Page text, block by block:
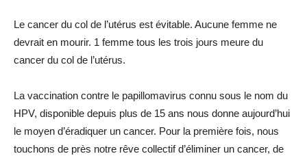
Le cancer du col de l’utérus est évitable. Aucune femme ne
devrait en mourir. 1 femme tous les trois jours meure du
cancer du col de l’utérus.
La vaccination contre le papillomavirus connu sous le nom du
HPV, disponible depuis plus de 15 ans nous donne aujourd’hui
le moyen d’éradiquer un cancer. Pour la première fois, nous
touchons de près notre rêve collectif d’éliminer un cancer, de